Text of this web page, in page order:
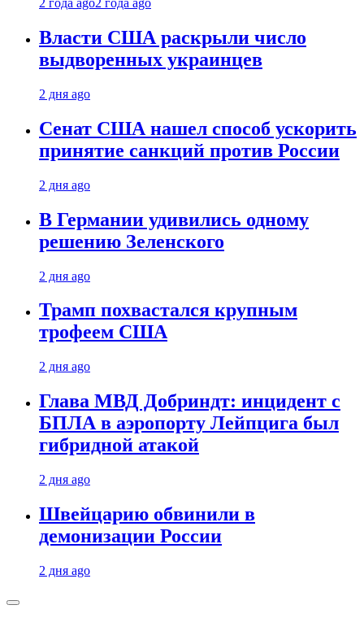
2 года ago2 года ago
Власти США раскрыли число
выдворенных украинцев
2 дня ago
Сенат США нашел способ ускорить
принятие санкций против России
2 дня ago
В Германии удивились одному
решению Зеленского
2 дня ago
Трамп похвастался крупным
трофеем США
2 дня ago
Глава МВД Добриндт: инцидент с
БПЛА в аэропорту Лейпцига был
гибридной атакой
2 дня ago
Швейцарию обвинили в
демонизации России
2 дня ago